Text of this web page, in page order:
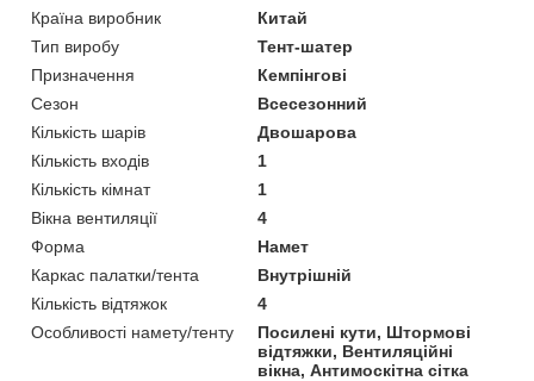
Країна виробник
Китай
Тип виробу
Тент-шатер
Призначення
Кемпінгові
Сезон
Всесезонний
Кількість шарів
Двошарова
Кількість входів
1
Кількість кімнат
1
Вікна вентиляції
4
Форма
Намет
Каркас палатки/тента
Внутрішній
Кількість відтяжок
4
Особливості намету/тенту
Посилені кути, Штормові
відтяжки, Вентиляційні
вікна, Антимоскітна сітка